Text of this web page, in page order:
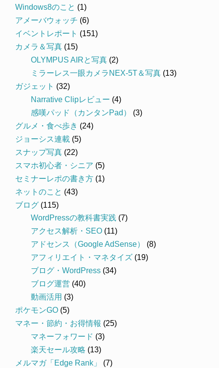
Windows8のこと (1)
アメーバウォッチ (6)
イベントレポート (151)
カメラ＆写真 (15)
OLYMPUS AIRと写真 (2)
ミラーレス一眼カメラNEX-5T＆写真 (13)
ガジェット (32)
Narrative Clipレビュー (4)
感嘆パッド（カンタンPad）
(3)
グルメ・食べ歩き (24)
ジョーシス連載 (5)
スナップ写真 (22)
スマホ初心者・シニア (5)
セミナーレポの書き方 (1)
ネットのこと (43)
ブログ (115)
WordPressの教科書実践 (7)
アクセス解析・SEO (11)
アドセンス（Google AdSense）
(8)
アフィリエイト・マネタイズ (19)
ブログ・WordPress (34)
ブログ運営 (40)
動画活用 (3)
ポケモンGO (5)
マネー・節約・お得情報 (25)
マネーフォワード (3)
楽天セール攻略 (13)
メルマガ「Edge Rank」
(7)